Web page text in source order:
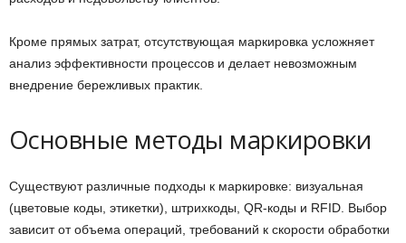
Кроме прямых затрат, отсутствующая маркировка усложняет
анализ эффективности процессов и делает невозможным
внедрение бережливых практик.
Основные методы маркировки
Существуют различные подходы к маркировке: визуальная
(цветовые коды, этикетки), штрихкоды, QR-коды и RFID. Выбор
зависит от объема операций, требований к скорости обработки